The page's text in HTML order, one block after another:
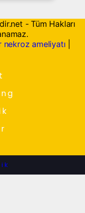
- Tüm Hakları
nekroz ameliyatı